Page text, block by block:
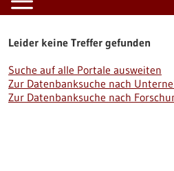
Leider keine Treffer gefunden
Suche auf alle Portale ausweiten
Zur Datenbanksuche nach
Zur Datenbanksuche nach